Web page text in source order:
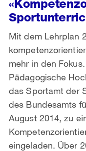
Mit dem Lehrplan
mehr in den
Pädagogische
das Sportamt der
des Bundesamts
August 2014, zu
eingeladen. Über